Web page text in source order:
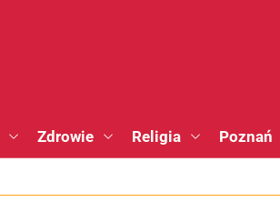
Zdrowie Religia Poznań